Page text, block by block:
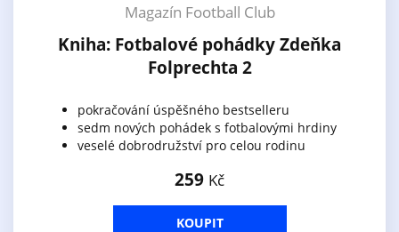
Magazín Football Club
Kniha: Fotbalové pohádky Zdeňka
Folprechta 2
pokračování úspěšného bestselleru
sedm nových pohádek s fotbalovými hrdiny
veselé dobrodružství pro celou rodinu
259 Kč
KOUPIT